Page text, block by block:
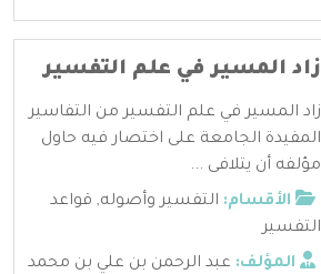
زاد المسير في علم التفسير
زاد المسير في علم التفسير من التفاسير
المفيدة الجامعة على اختصار فيه حاول
مؤلفه أن يتلافى ...
الأقسام: التفسير وأصوله, قواعد
التفسير
المؤلف: عبد الرحمن بن علي بن محمد